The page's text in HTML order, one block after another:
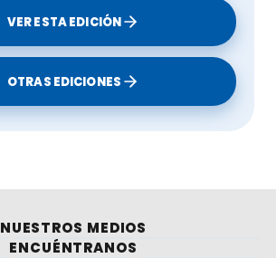
VER ESTA EDICIÓN
OTRAS EDICIONES
NUESTROS MEDIOS
ENCUÉNTRANOS